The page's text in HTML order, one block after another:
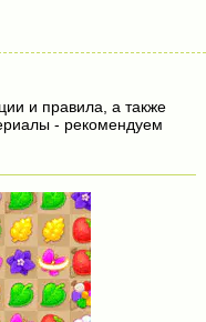
и правила, а также
- рекомендуем